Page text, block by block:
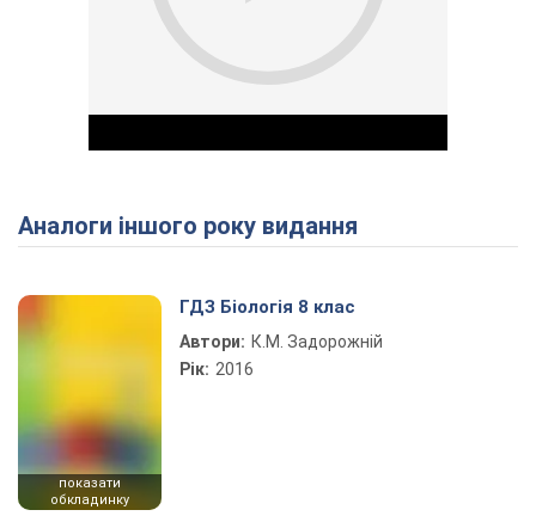
Play Video
Аналоги іншого року видання
показати
обкладинку
ГДЗ Біологія 8 клас
Автори: К.М. Задорожній
Рік: 2016